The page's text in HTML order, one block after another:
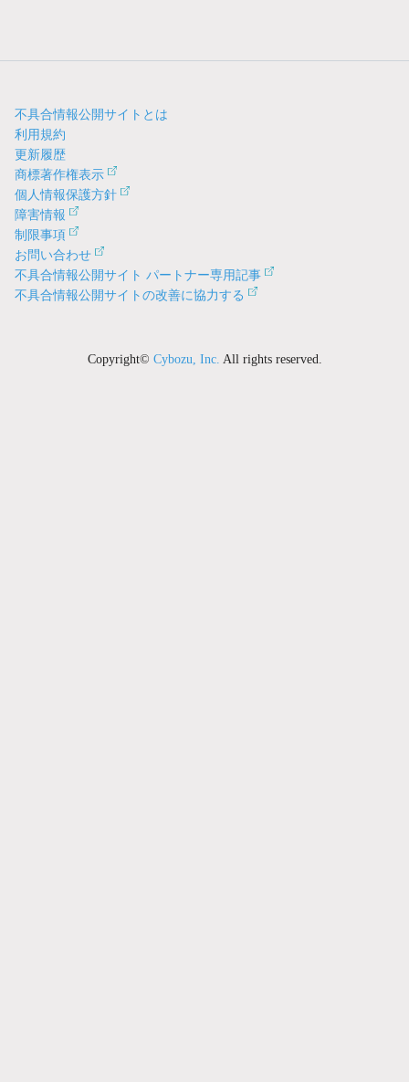
不具合情報公開サイトとは
利用規約
更新履歴
商標著作権表示
個人情報保護方針
障害情報
制限事項
お問い合わせ
不具合情報公開サイト パートナー専用記事
不具合情報公開サイトの改善に協力する
Copyright© Cybozu, Inc. All rights reserved.